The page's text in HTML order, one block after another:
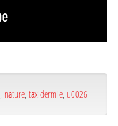
nature taxidermie u0026